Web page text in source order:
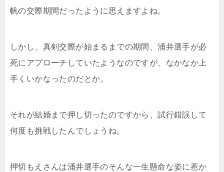
帆の交際期間だったように思えますよね。
しかし、真剣交際が始まるまでの期間、涌井選手が必
死にアプローチしていたようなのですが、なかなか上
手くいかなったのだとか。
それが結婚まで押し切ったのですから、試行錯誤して
何度も挑戦したんでしょうね。
押切もえさんは涌井選手のそんな一生懸命な姿に惹か